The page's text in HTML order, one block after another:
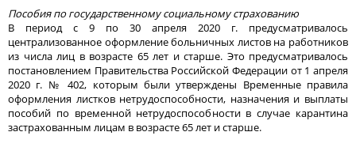
Пособия по государственному социальному страхованию
В период с 9 по 30 апреля 2020 г. предусматривалось
централизованное оформление больничных листов на работников
из числа лиц в возрасте 65 лет и старше. Это предусматривалось
постановлением Правительства Российской Федерации от 1 апреля
2020 г. № 402, которым были утверждены Временные правила
оформления листков нетрудоспособности, назначения и выплаты
пособий по временной нетрудоспособности в случае карантина
застрахованным лицам в возрасте 65 лет и старше.